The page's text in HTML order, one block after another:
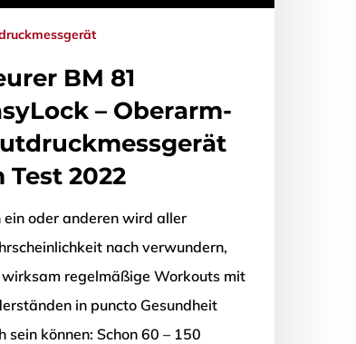
BM 81
– Oberarm-
Test 2022
ein oder anderen wird aller
nach verwundern,
regelmäßige Workouts mit
in puncto Gesundheit
sein können: Schon 60 – 150